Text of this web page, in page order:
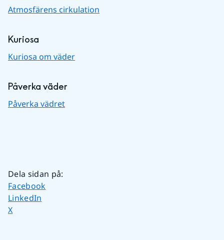
Atmosfärens cirkulation
Kuriosa
Kuriosa om väder
Påverka väder
Påverka vädret
Dela sidan på:
Dela sidan på
Facebook
Dela sidan på
LinkedIn
Dela sidan på
X